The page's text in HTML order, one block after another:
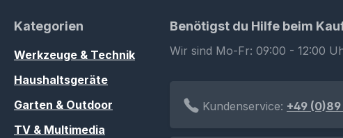
Kategorien
Werkzeuge & Technik
Haushaltsgeräte
Garten & Outdoor
TV & Multimedia
Benötigst du Hilfe beim
Wir sind Mo-Fr: 09:00 - 12:00
Kundenservice: +49